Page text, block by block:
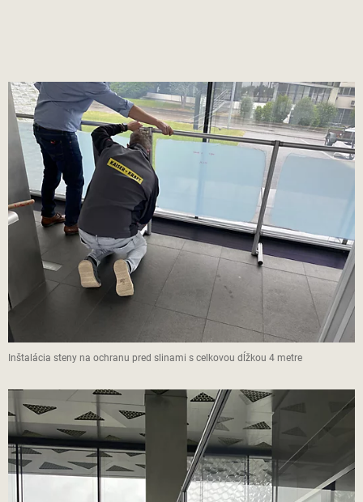
Inštalácia steny na ochranu pred slinami s celkovou dĺžkou 4 metre